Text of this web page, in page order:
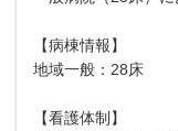
【病棟情報】
地域一般：28床
【看護体制】